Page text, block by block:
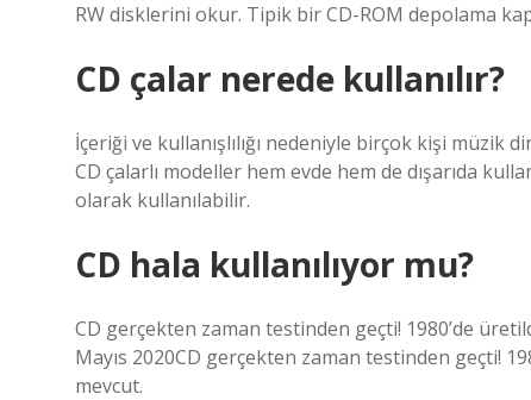
RW disklerini okur. Tipik bir CD-ROM depolama
CD çalar nerede kullanılır?
İçeriği ve kullanışlılığı nedeniyle birçok kişi müzik
CD çalarlı modeller hem evde hem de dışarıda
olarak kullanılabilir.
CD hala kullanılıyor mu?
CD gerçekten zaman testinden geçti! 1980’de
Mayıs 2020CD gerçekten zaman testinden geçti!
mevcut.